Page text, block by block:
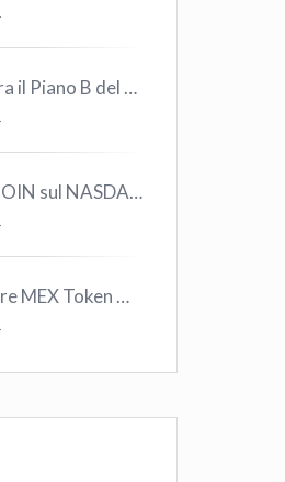
BITCOIN è ora il Piano B del Mondo
COINBASE COIN sul NASDAQ e le CRYPTO volano!
Come ottenere MEX Token GRATIS su Elrond ?